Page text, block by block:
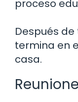
proceso
Después
termina en
casa.